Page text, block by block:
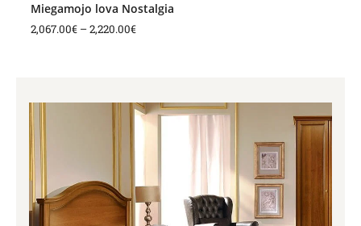
Miegamojo lova Nostalgia
2,067.00€ –2,220.00€
1,396.00€
through